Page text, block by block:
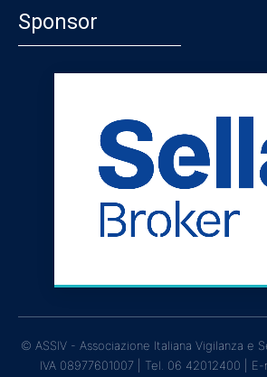
Sponsor
© ASSIV - Associazione Italiana Vigilanza e
IVA 08977601007 | Tel. 06 42012400 | E-